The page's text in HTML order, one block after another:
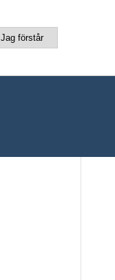
Jag förstår